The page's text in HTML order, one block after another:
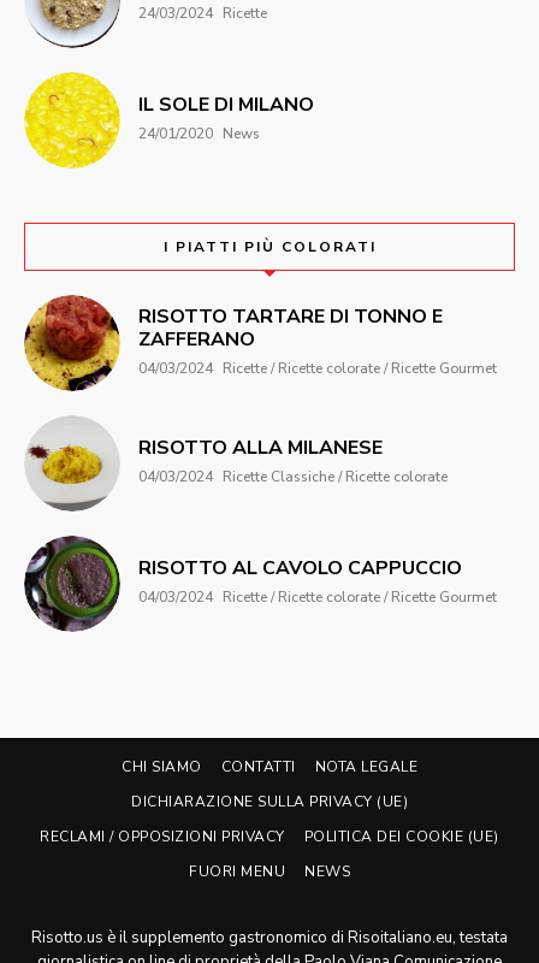
24/03/2024 Ricette
IL SOLE DI MILANO
24/01/2020 News
I PIATTI PIÙ COLORATI
RISOTTO TARTARE DI TONNO E
ZAFFERANO
04/03/2024 Ricette / Ricette colorate / Ricette Gourmet
RISOTTO ALLA MILANESE
04/03/2024 Ricette Classiche / Ricette colorate
RISOTTO AL CAVOLO CAPPUCCIO
04/03/2024 Ricette / Ricette colorate / Ricette Gourmet
CHI SIAMO CONTATTI
NOTA LEGALE
DICHIARAZIONE SULLA PRIVACY (UE)
RECLAMI / OPPOSIZIONI PRIVACY
POLITICA DEI COOKIE (UE)
FUORI MENU
NEWS
Risotto.us è il supplemento gastronomico di Risoitaliano.eu, testata